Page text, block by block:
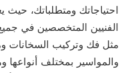
احتياجاتك ومتطلباتك،
الفنيين المتخصصين في
مثل فك وتركيب السخانات
والمواسير بمختلف أنواعها